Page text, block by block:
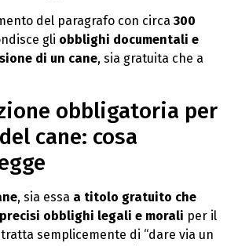
del paragrafo con circa 300
gli obblighi documentali e
di un cane, sia gratuita che a
obbligatoria per
cane: cosa
, sia essa a titolo gratuito che
precisi obblighi legali e morali per il
semplicemente di “dare via un